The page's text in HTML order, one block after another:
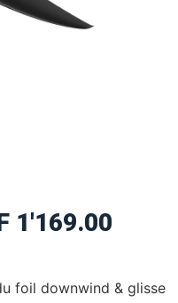
1'169.00
foil downwind & glisse